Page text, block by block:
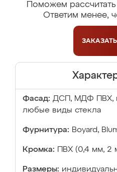
Поможем
Ответим менее,
ЗАКАЗАТЬ
Фасад: ДСП, МДФ ПВХ,
любые виды стекла
Фурнитура: Boyard,
Кромка: ПВХ (0,4 мм, 2
Размеры: